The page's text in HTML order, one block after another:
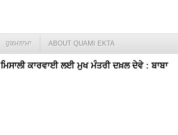
ਹੁਕਮਨਾਮਾ ABOUT QUAMI EKTA
ਕਾਰਵਾਈ ਲਈ ਮੁਖ ਮੰਤਰੀ ਦਖ਼ਲ ਦੇਵੇ : ਬਾਬਾ